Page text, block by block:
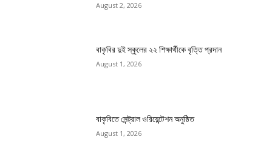
August 2, 2026
বাকৃবির দুই স্কুলের ২২ শিক্ষার্থীকে বৃত্তি প্রদান
August 1, 2026
বাকৃবিতে সেন্ট্রাল ওরিয়েন্টেশন অনুষ্ঠিত
August 1, 2026